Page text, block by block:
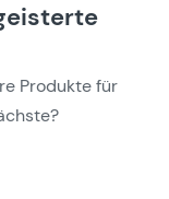
Produkte für